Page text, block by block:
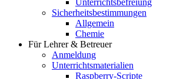
Unterrichtsbefreiung
Sicherheitsbestimmungen
Allgemein
Chemie
Für Lehrer & Betreuer
Anmeldung
Unterrichtsmaterialien
Raspberry-Scripte